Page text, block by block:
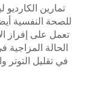
تمارين
للصحة النفسية
تعمل على إفراز
الحالة
في تقليل التوتر